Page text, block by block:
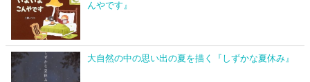
んやです』
大自然の中の思い出の夏を描く『しずかな夏休み』